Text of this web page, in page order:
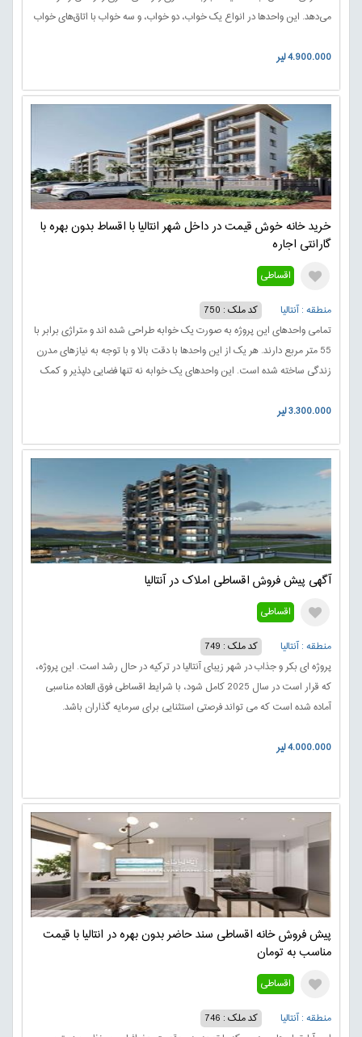
می‌دهد. این واحدها در انواع یک خواب، دو خواب، و سه خواب با اتاق‌های خواب
برای ارائه یک تجربه راحت و کامل از زندگی.
4.900.000 لیر
خرید خانه خوش قیمت در داخل شهر انتالیا با اقساط بدون بهره با
گارانتی اجاره
اقساطی
منطقه : آنتالیا
کد ملک : 750
تمامی واحدهای این پروژه به صورت یک خوابه طراحی شده اند و متراژی برابر با
55 متر مربع دارند. هر یک از این واحدها با دقت بالا و با توجه به نیازهای مدرن
زندگی ساخته شده است. این واحدهای یک خوابه نه تنها فضایی دلپذیر و کمک
را ارائه می دهند.
3.300.000 لیر
آگهی پیش فروش اقساطی املاک در آنتالیا
اقساطی
منطقه : آنتالیا
کد ملک : 749
پروژه ای بکر و جذاب در شهر زیبای آنتالیا در ترکیه در حال رشد است. این پروژه،
که قرار است در سال 2025 کامل شود، با شرایط اقساطی فوق العاده مناسبی
آماده شده است که می تواند فرصتی استثنایی برای سرمایه گذاران باشد.
4.000.000 لیر
پیش فروش خانه اقساطی سند حاضر بدون بهره در انتالیا با قیمت
مناسب به تومان
اقساطی
منطقه : آنتالیا
کد ملک : 746